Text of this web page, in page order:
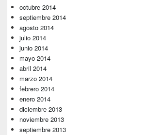
octubre 2014
septiembre 2014
agosto 2014
julio 2014
junio 2014
mayo 2014
abril 2014
marzo 2014
febrero 2014
enero 2014
diciembre 2013
noviembre 2013
septiembre 2013